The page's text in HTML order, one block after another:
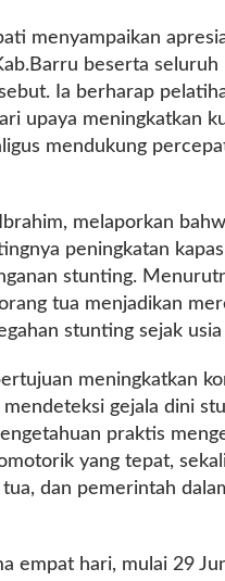
menyampaikan
beserta seluruh
Ia berharap
upaya meningkatkan
mendukung
melaporkan
peningkatan
stunting.
tua menjadikan
stunting sejak
meningkatkan
gejala dini
praktis
yang tepat,
dan pemerintah
empat hari, mulai 29